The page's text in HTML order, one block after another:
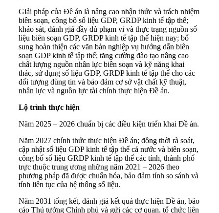
Giải pháp của Đề án là nâng cao nhận thức và trách nhiệm
biên soạn, công bố số liệu GDP, GRDP kinh tế tập thể;
khảo sát, đánh giá đầy đủ phạm vi và thực trạng nguồn số
liệu biên soạn GDP, GRDP kinh tế tập thể hiện nay; bổ
sung hoàn thiện các văn bản nghiệp vụ hướng dẫn biên
soạn GDP kinh tế tập thể; tăng cường đào tạo nâng cao
chất lượng nguồn nhân lực biên soạn và kỹ năng khai
thác, sử dụng số liệu GDP, GRDP kinh tế tập thể cho các
đối tượng dùng tin và bảo đảm cơ sở vật chất kỹ thuật,
nhân lực và nguồn lực tài chính thực hiện Đề án.
Lộ trình thực hiện
Năm 2025 – 2026 chuẩn bị các điều kiện triển khai Đề án.
Năm 2027 chính thức thực hiện Đề án; đồng thời rà soát,
cập nhật số liệu GDP kinh tế tập thể cả nước và biên soạn,
công bố số liệu GRDP kinh tế tập thể các tỉnh, thành phố
trực thuộc trung ương những năm 2021 – 2026 theo
phương pháp đã được chuẩn hóa, bảo đảm tính so sánh và
tính liên tục của hệ thống số liệu.
Năm 2031 tổng kết, đánh giá kết quả thực hiện Đề án, báo
cáo Thủ tướng Chính phủ và gửi các cơ quan, tổ chức liên